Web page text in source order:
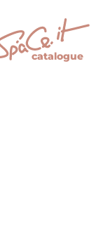
catalogue